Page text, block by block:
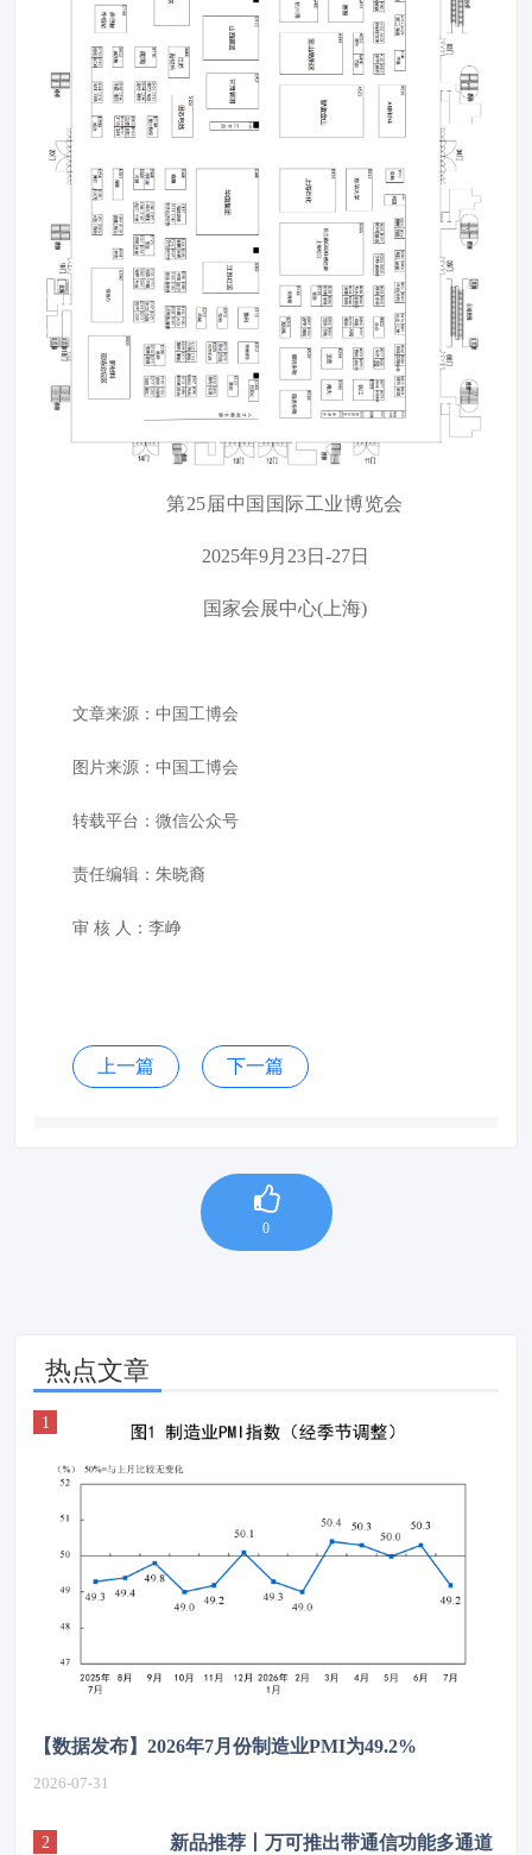
第25届中国国际工业博览会
2025年9月23日-27日
国家会展中心(上海)
文章来源： 中国工博会
图片来源： 中国工博会
转载平台：微信公众号
责任编辑：朱晓裔
审 核 人：李峥
上一篇 下一篇
0
热点文章
【数据发布】2026年7月份制造业PMI为49.2%
2026-07-31
新品推荐丨万可推出带通信功能多通道